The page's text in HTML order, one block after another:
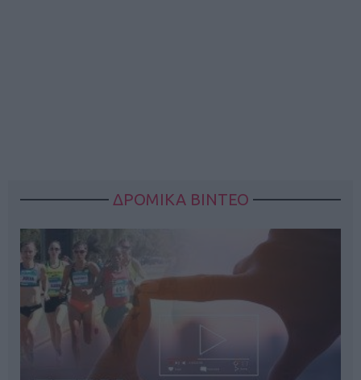
ΔΡΟΜΙΚΑ ΒΙΝΤΕΟ